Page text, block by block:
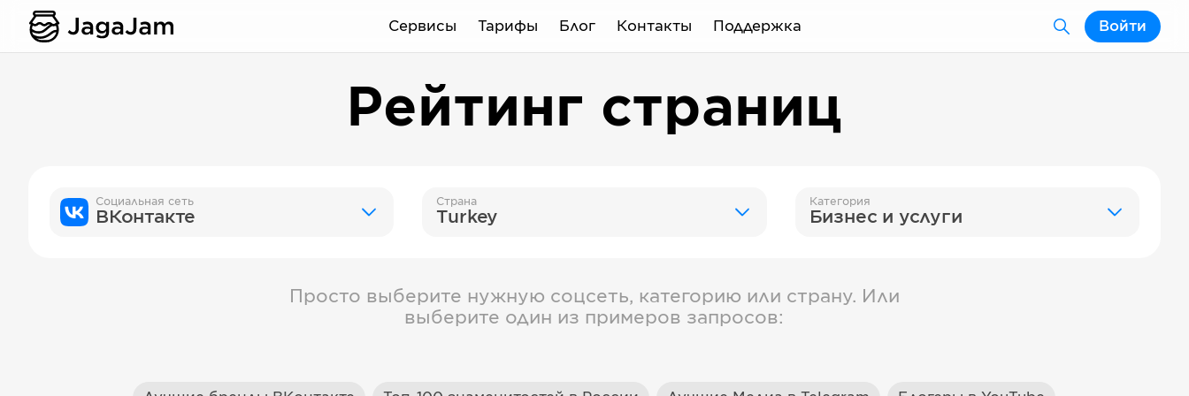
Сервисы Тарифы Блог Контакты Поддержка Войти
Рейтинг страниц
Социальная сеть
ВКонтакте
Страна
Turkey
Категория
Бизнес и услуги
Просто выберите нужную соцсеть, категорию или страну. Или
выберите один из примеров запросов: